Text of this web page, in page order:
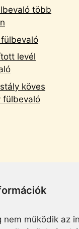
több
levél
köves
fülbevaló
nem működik az